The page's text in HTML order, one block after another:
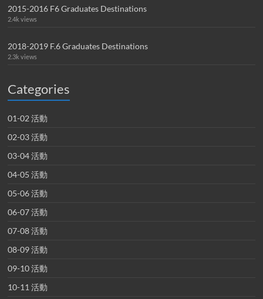
2015-2016 F6 Graduates Destinations
2.4k views
2018-2019 F.6 Graduates Destinations
2.3k views
Categories
01-02 活動
02-03 活動
03-04 活動
04-05 活動
05-06 活動
06-07 活動
07-08 活動
08-09 活動
09-10 活動
10-11 活動